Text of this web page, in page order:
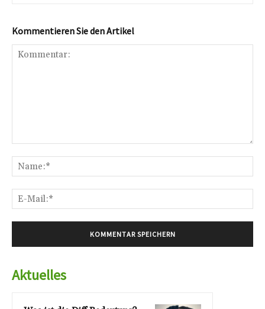
Kommentieren Sie den Artikel
Aktuelles